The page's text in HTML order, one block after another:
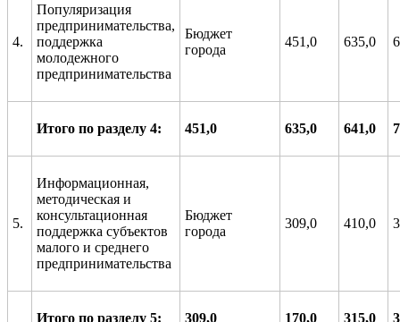
4.
Популяризация
предпринимательства,
поддержка
молодежного
предпринимательства
Бюджет
города
451,0 635,0
Итого по разделу 4: 451,0 635,0 641,0
5.
Информационная,
методическая и
консультационная
поддержка субъектов
малого и среднего
предпринимательства
Бюджет
города
309,0 410,0
Итого по разделу 5: 309,0 170,0 315,0